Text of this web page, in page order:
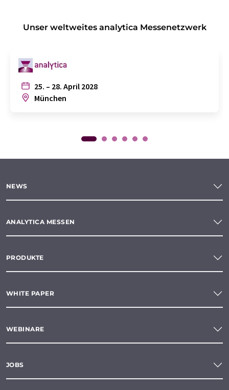
Unser weltweites analytica Messenetzwerk
25. – 28. April 2028
München
NEWS
ANALYTICA MESSEN
PRODUKTE
WHITE PAPER
WEBINARE
JOBS